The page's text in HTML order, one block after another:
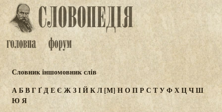
Словник іншомовник слів
АБВГҐДЕЄ ЖЗІЙКЛ[М] НОПР С ТУФХЦЧШ
Ю Я